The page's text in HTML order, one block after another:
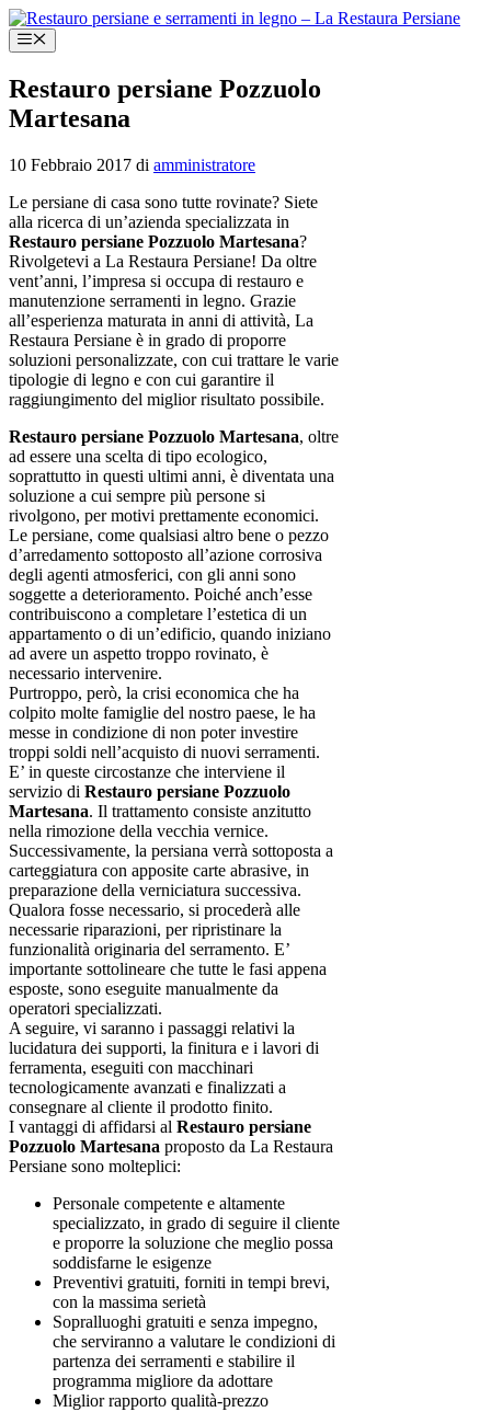
Vai
al
contenuto
Menu
Restauro persiane Pozzuolo
Martesana
10 Febbraio 2017 di amministratore
Le persiane di casa sono tutte rovinate? Siete
alla ricerca di un’azienda specializzata in
Restauro persiane Pozzuolo Martesana?
Rivolgetevi a La Restaura Persiane! Da oltre
vent’anni, l’impresa si occupa di restauro e
manutenzione serramenti in legno. Grazie
all’esperienza maturata in anni di attività, La
Restaura Persiane è in grado di proporre
soluzioni personalizzate, con cui trattare le varie
tipologie di legno e con cui garantire il
raggiungimento del miglior risultato possibile.
Restauro persiane Pozzuolo Martesana, oltre
ad essere una scelta di tipo ecologico,
soprattutto in questi ultimi anni, è diventata una
soluzione a cui sempre più persone si
rivolgono, per motivi prettamente economici.
Le persiane, come qualsiasi altro bene o pezzo
d’arredamento sottoposto all’azione corrosiva
degli agenti atmosferici, con gli anni sono
soggette a deterioramento. Poiché anch’esse
contribuiscono a completare l’estetica di un
appartamento o di un’edificio, quando iniziano
ad avere un aspetto troppo rovinato, è
necessario intervenire.
Purtroppo, però, la crisi economica che ha
colpito molte famiglie del nostro paese, le ha
messe in condizione di non poter investire
troppi soldi nell’acquisto di nuovi serramenti.
E’ in queste circostanze che interviene il
servizio di Restauro persiane Pozzuolo
Martesana. Il trattamento consiste anzitutto
nella rimozione della vecchia vernice.
Successivamente, la persiana verrà sottoposta a
carteggiatura con apposite carte abrasive, in
preparazione della verniciatura successiva.
Qualora fosse necessario, si procederà alle
necessarie riparazioni, per ripristinare la
funzionalità originaria del serramento. E’
importante sottolineare che tutte le fasi appena
esposte, sono eseguite manualmente da
operatori specializzati.
A seguire, vi saranno i passaggi relativi la
lucidatura dei supporti, la finitura e i lavori di
ferramenta, eseguiti con macchinari
tecnologicamente avanzati e finalizzati a
consegnare al cliente il prodotto finito.
I vantaggi di affidarsi al Restauro persiane
Pozzuolo Martesana proposto da La Restaura
Persiane sono molteplici:
Personale competente e altamente
specializzato, in grado di seguire il cliente
e proporre la soluzione che meglio possa
soddisfarne le esigenze
Preventivi gratuiti, forniti in tempi brevi,
con la massima serietà
Sopralluoghi gratuiti e senza impegno,
che serviranno a valutare le condizioni di
partenza dei serramenti e stabilire il
programma migliore da adottare
Miglior rapporto qualità-prezzo